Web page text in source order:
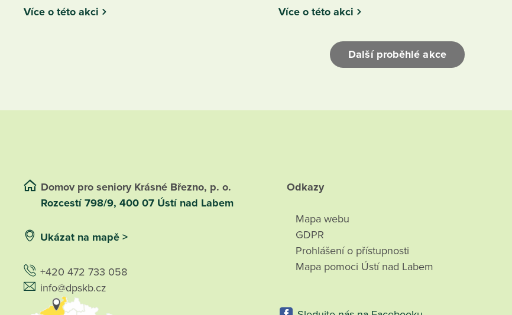
Více o této akci Více o této akci
Další proběhlé akce
Domov pro seniory Krásné Březno, p. o.
Rozcestí 798/9, 400 07 Ústí nad Labem
Ukázat na mapě >
+420 472 733 058
info@dpskb.cz
Odkazy
Mapa webu
GDPR
Prohlášení o přístupnosti
Mapa pomoci Ústí nad Labem